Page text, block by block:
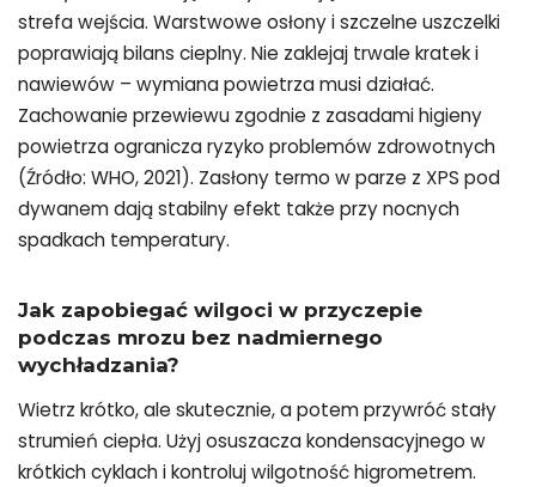
strefa wejścia. Warstwowe osłony i szczelne uszczelki
poprawiają bilans cieplny. Nie zaklejaj trwale kratek i
nawiewów – wymiana powietrza musi działać.
Zachowanie przewiewu zgodnie z zasadami higieny
powietrza ogranicza ryzyko problemów zdrowotnych
(Źródło: WHO, 2021). Zasłony termo w parze z XPS pod
dywanem dają stabilny efekt także przy nocnych
spadkach temperatury.
Jak zapobiegać wilgoci w przyczepie
podczas mrozu bez nadmiernego
wychładzania?
Wietrz krótko, ale skutecznie, a potem przywróć stały
strumień ciepła. Użyj osuszacza kondensacyjnego w
krótkich cyklach i kontroluj wilgotność higrometrem.